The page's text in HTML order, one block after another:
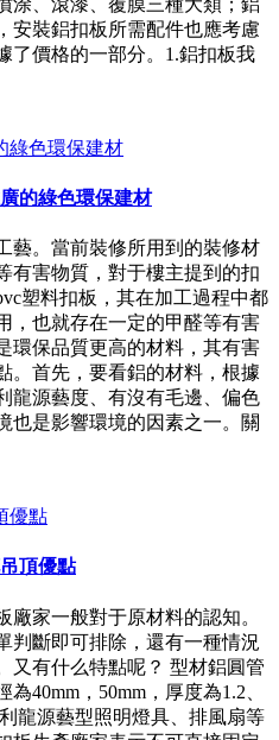
安裝鋁扣板所需配件也應考慮
了價格的一部分。1.鋁扣板我
的綠色環保建材
藝。當前裝修所用到的裝修材
有害物質，對于樓主提到的扣
塑料扣板，其在加工過程中都
，也就存在一定的甲醛等有害
環保品質更高的材料，其有害
。首先，要看鋁的材料，根據
龍源藝度、有沒有毛邊、偏色
也是影響環境的因素之一。關
頂優點
廠家一般對于原材料的認知。
判斷即可排除，還有一種情況
又有什么特點呢？ 型材鋁圓管
40mm，50mm，厚度為1.2、
龍源藝型照明燈具、排風扇等